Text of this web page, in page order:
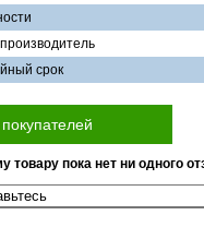
срок
товару пока нет ни одного